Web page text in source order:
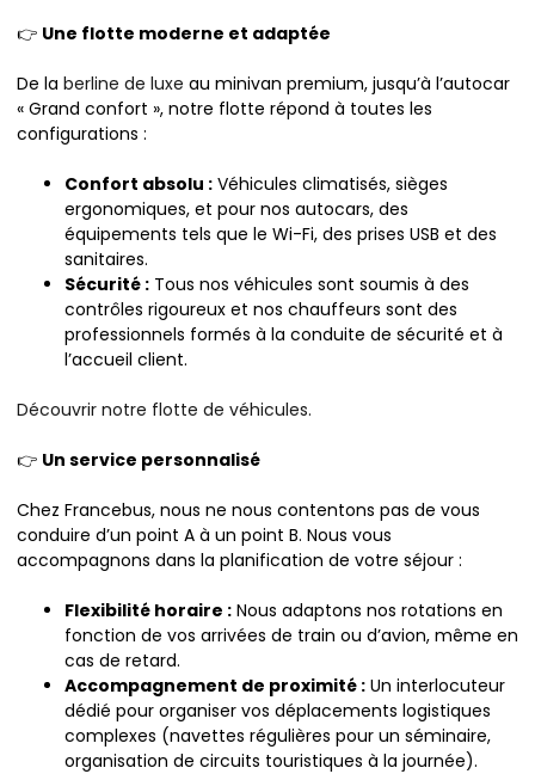
👉 Une flotte moderne et adaptée
De la berline de luxe au minivan premium, jusqu’à l’autocar
« Grand confort », notre flotte répond à toutes les
configurations :
Confort absolu : Véhicules climatisés, sièges
ergonomiques, et pour nos autocars, des
équipements tels que le Wi-Fi, des prises USB et des
sanitaires.
Sécurité : Tous nos véhicules sont soumis à des
contrôles rigoureux et nos chauffeurs sont des
professionnels formés à la conduite de sécurité et à
l’accueil client.
Découvrir notre flotte de véhicules.
👉 Un service personnalisé
Chez Francebus, nous ne nous contentons pas de vous
conduire d’un point A à un point B. Nous vous
accompagnons dans la planification de votre séjour :
Flexibilité horaire : Nous adaptons nos rotations en
fonction de vos arrivées de train ou d’avion, même en
cas de retard.
Accompagnement de proximité : Un interlocuteur
dédié pour organiser vos déplacements logistiques
complexes (navettes régulières pour un séminaire,
organisation de circuits touristiques à la journée).